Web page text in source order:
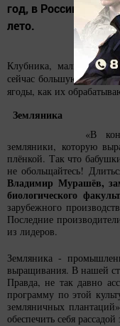
год, в России
лето.
Клубника, малина и
сейчас большую их
ягоды, как их
Земляника
«В
земляники, которую
плёнкой. Так что
не обольщайтесь!
Владимир Мурашёв,
биологического
зарубежного
Последние
из лидеров.
Земляника -
выращивания. В нашей
Правда, не так давно
программу по этой
земляничных
обеспечить себя